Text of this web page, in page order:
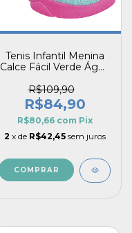
Tenis Infantil Menina
Calce Fácil Verde Água
R$109,90
R$84,90
R$80,66 com Pix
2 x de R$42,45 sem juros
COMPRAR